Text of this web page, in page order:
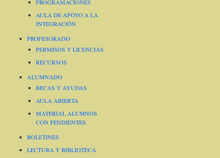
PROGRAMACIONES
AULA DE APOYO A LA
INTEGRACIÓN
PROFESORADO
PERMISOS Y LICENCIAS
RECURSOS
ALUMNADO
BECAS Y AYUDAS
AULA ABIERTA
MATERIAL ALUMNOS
CON PENDIENTES
BOLETINES
LECTURA Y BIBLIOTECA